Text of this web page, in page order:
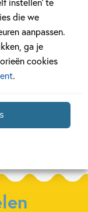
die we
aanpassen.
ga je
cookies
.
– ik
ik lees
en mijn